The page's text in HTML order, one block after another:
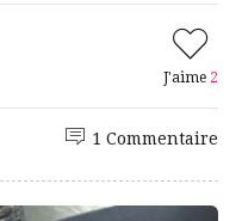
J'aime 2
1 Commentaire